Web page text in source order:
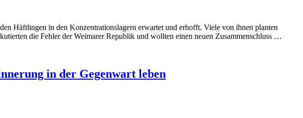
Häftlingen in den Konzentrationslagern erwartet und erhofft. Viele von ihnen planten
die Fehler der Weimarer Republik und wollten einen neuen Zusammenschluss …
in der Gegenwart leben